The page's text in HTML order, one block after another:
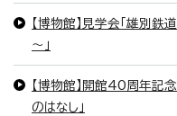
【博物館】見学会「雄別
～」
【博物館】開館40周年記
のはなし」